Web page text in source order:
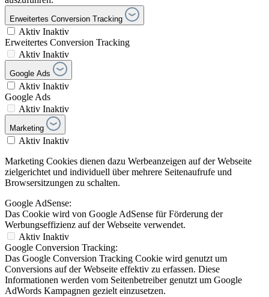
Erweitertes Conversion Tracking
Aktiv Inaktiv
Erweitertes Conversion Tracking
Aktiv Inaktiv
Google Ads
Aktiv Inaktiv
Google Ads
Aktiv Inaktiv
Marketing
Aktiv Inaktiv
Marketing Cookies dienen dazu Werbeanzeigen auf der Webseite
zielgerichtet und individuell über mehrere Seitenaufrufe und
Browsersitzungen zu schalten.
Google AdSense:
Das Cookie wird von Google AdSense für Förderung der
Werbungseffizienz auf der Webseite verwendet.
Aktiv Inaktiv
Google Conversion Tracking:
Das Google Conversion Tracking Cookie wird genutzt um
Conversions auf der Webseite effektiv zu erfassen. Diese
Informationen werden vom Seitenbetreiber genutzt um Google
AdWords Kampagnen gezielt einzusetzen.